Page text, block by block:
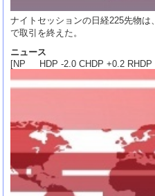
ナイトセッションの日経225先物
で取引を終えた。
ニュース
[NP HDP -2.0 CHDP +0.2 RHDP